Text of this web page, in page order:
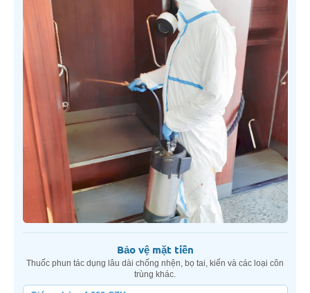
Bảo vệ mặt tiền
Thuốc phun tác dụng lâu dài chống nhện, bọ tai, kiến và các loại côn
trùng khác.